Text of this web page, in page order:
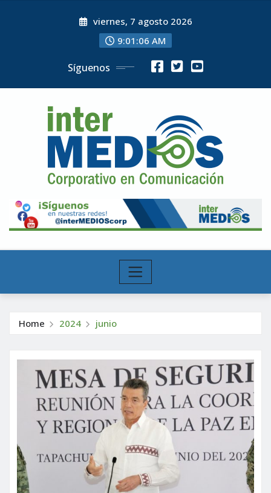
viernes, 7 agosto 2026
9:01:08 AM
Síguenos
Home 2024 junio